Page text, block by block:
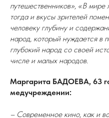
путешественников», «В мире
тогда и вкусы зрителей
человеку глубину и
народ, который нуждается в
глубокий народ со своей
числе и малых народов.
Маргарита БАДОЕВА, 63
медучреждении:
– Современное кино, как и